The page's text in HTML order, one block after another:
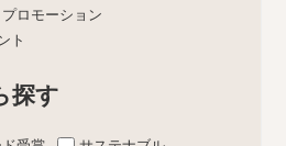
プロモーション
ト
探す